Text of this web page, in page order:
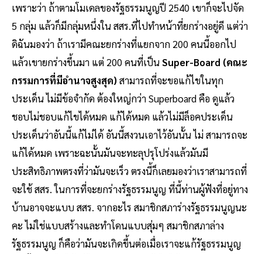
เพราะว่า ถ้าตามโมเดลของรัฐธรรมนูญปี 2540 เขาก็จะไปจัด
5 กลุ่ม แล้วก็มีกลุ่มหนึ่งใน สสร.ที่ไปทำหน้าที่ยกร่างอยู่ดี แต่ว่า
ดิฉันมองว่า ถ้าเรามีคณะยกร่างที่แยกจาก 200 คนนี้ออกไป
แล้วเขายกร่างขึ้นมา แต่ 200 คนที่เป็นSuper-Board (คณะ
กรรมการที่มีอำนาจสูงสุด) สามารถที่จะขอแก้ไขในทุก
ประเด็น ไม่มีข้อจำกัด ต้องใหญ่กว่า Superboard คือ ดูแล้ว
ชอบไม่ชอบแก้ไขได้หมด แก้ได้หมด แล้วไม่มีล็อคประเด็น
ประเด็นว่าอันนี้แก้ไม่ได้ อันนี้สงวนเอาไว้อันนั้น ไม่ สามารถจะ
แก้ได้หมด เพราะฉะนั้นมันจะทะลุปรุโปร่งแล้วมันมี
ประสิทธิภาพตรงที่ว่ามันจะเร็ว ตรงนี้ก็เลยมองว่าเราสามารถที่
จะใช้ สสร. ในการที่จะยกร่างรัฐธรรมนูญ ที่นี้ท่านผู้ฟังที่อยู่ทาง
บ้านอาจจะแบบ สสร. จากอะไร สมาชิกสภาร่างรัฐธรรมนูญนะ
คะ ไม่ใช่แบบสร้างและทำโดนแบบสุ่มๆ สมาชิกสภาล่าง
รัฐธรรมนูญ ก็คือว่ามันจะเกิดขึ้นต่อเมื่อเราจะแก้รัฐธรรมนูญ